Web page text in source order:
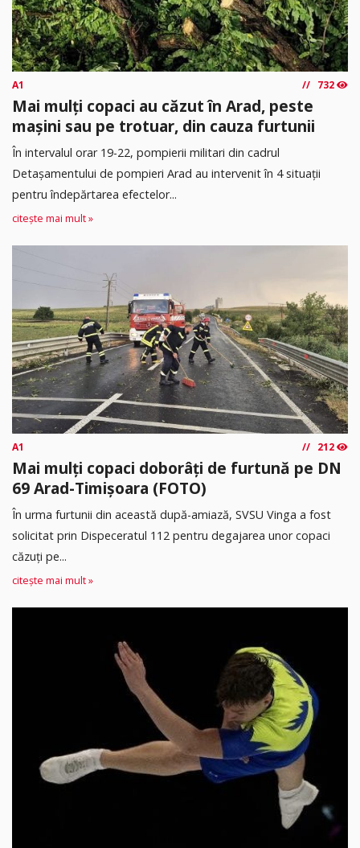
A1 732
Mai mulți copaci au căzut în Arad, peste
mașini sau pe trotuar, din cauza furtunii
În intervalul orar 19-22, pompierii militari din cadrul
Detașamentului de pompieri Arad au intervenit în 4 situații
pentru îndepărtarea efectelor...
citește mai mult »
A1 212
Mai mulți copaci doborâți de furtună pe DN
69 Arad-Timișoara (FOTO)
În urma furtunii din această după-amiază, SVSU Vinga a fost
solicitat prin Dispeceratul 112 pentru degajarea unor copaci
căzuți pe...
citește mai mult »